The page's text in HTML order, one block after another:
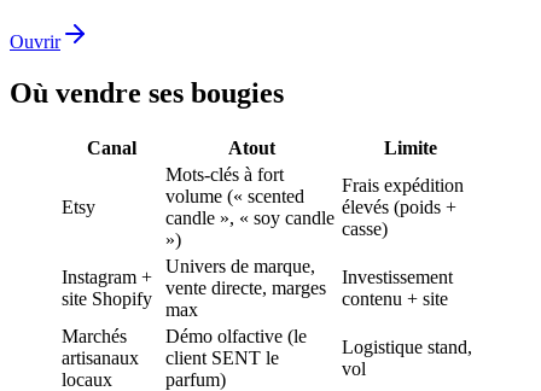
Ouvrir
Où vendre ses bougies
Canal Atout Limite
Etsy
Mots-clés à fort
volume (« scented
candle », « soy candle
»)
Frais expédition
élevés (poids +
casse)
Instagram +
site Shopify
Univers de marque,
vente directe, marges
max
Investissement
contenu + site
Marchés
artisanaux
locaux
Démo olfactive (le
client SENT le
parfum)
Logistique stand,
vol